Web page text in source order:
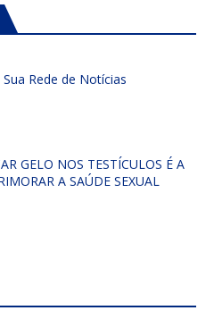
Rede de Notícias
GELO NOS TESTÍCULOS É A
A SAÚDE SEXUAL